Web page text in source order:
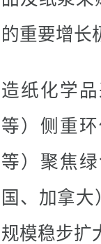
的重要增长
造纸化学
等）侧重
等）聚焦
国、加拿
规模稳步扩